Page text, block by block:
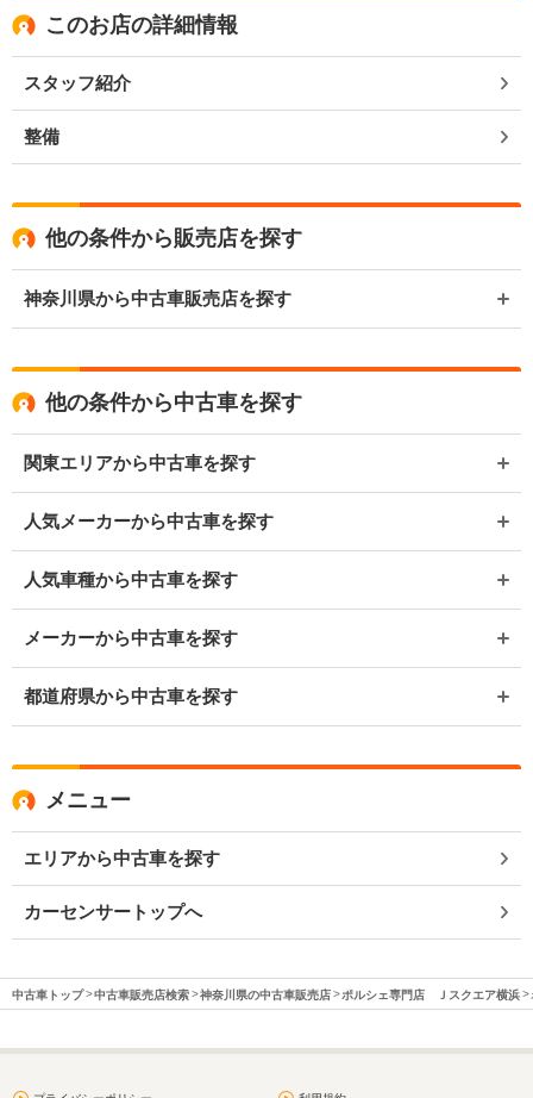
このお店の詳細情報
スタッフ紹介
整備
他の条件から販売店を探す
神奈川県から中古車販売店を探す
他の条件から中古車を探す
関東エリアから中古車を探す
人気メーカーから中古車を探す
人気車種から中古車を探す
メーカーから中古車を探す
都道府県から中古車を探す
メニュー
エリアから中古車を探す
カーセンサートップへ
中古車トップ 中古車販売店検索 神奈川県の中古車販売店 ポルシェ専門店 Ｊスクエア横浜